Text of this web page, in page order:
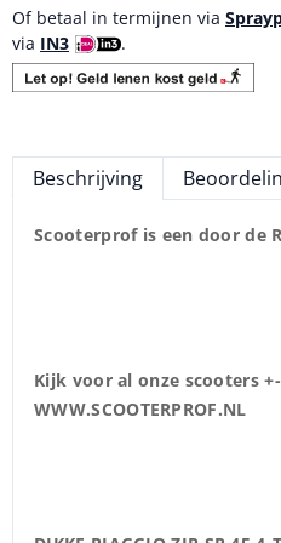
Of betaal in termijnen via
via IN3 .
Beschrijving
Scooterprof is een door de
Kijk voor al onze scooters
WWW.SCOOTERPROF.NL